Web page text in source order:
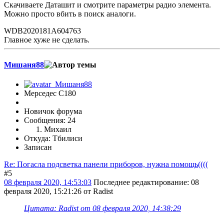
Скачиваете Даташит и смотрите параметры радио элемента.
Можно просто вбить в поиск аналоги.
WDB2020181A604763
Главное хуже не сделать.
Мишаня88
Мерседес C180
Новичок форума
Сообщения: 24
Михаил
Откуда: Тбилиси
Записан
Re: Погасла подсветка панели приборов, нужна помощь((((
#5
08 февраля 2020, 14:53:03 Последнее редактирование: 08
февраля 2020, 15:21:26 от Radist
Цитата: Radist от 08 февраля 2020, 14:38:29